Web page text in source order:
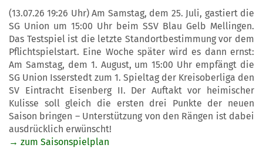
(13.07.26 19:26 Uhr) Am Samstag, dem 25. Juli, gastiert die
SG Union um 15:00 Uhr beim SSV Blau Gelb Mellingen.
Das Testspiel ist die letzte Standortbestimmung vor dem
Pflichtspielstart. Eine Woche später wird es dann ernst:
Am Samstag, dem 1. August, um 15:00 Uhr empfängt die
SG Union Isserstedt zum 1. Spieltag der Kreisoberliga den
SV Eintracht Eisenberg II. Der Auftakt vor heimischer
Kulisse soll gleich die ersten drei Punkte der neuen
Saison bringen – Unterstützung von den Rängen ist dabei
ausdrücklich erwünscht!
→ zum Saisonspielplan